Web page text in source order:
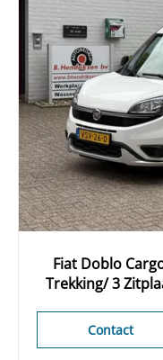
Fiat Doblo
Trekking/ 3
Contact